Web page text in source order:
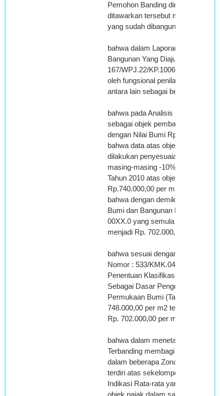
Pemohon Banding dimana pada
ditawarkan tersebut merupakan
yang sudah dibangun atau kapling
bahwa dalam Laporan Hasil
Bangunan Yang Diajukan Secara
167/WPJ.22/KP.1006/2010
oleh fungsional penilai PBB KPP
antara lain sebagai berikut :
bahwa pada Analisis Penentuan
sebagai objek pembanding
dengan Nilai Bumi Rp. 916.000,00
bahwa data atas objek
dilakukan penyesuaian atas faktor
masing-masing -10%, dan
Tahun 2010 atas objek pajak yang
Rp.740.000,00 per m2;
bahwa dengan demikian Nilai
Bumi dan Bangunan Nomor
00XX.0 yang semula Rp.
menjadi Rp. 702.000,00 per m2;
bahwa sesuai dengan Lampiran
Nomor : 533/KMK.04/1998
Penentuan Klasifikasi dan
Sebagai Dasar Pengenaan Pajak
Permukaan Bumi (Tanah)
748.000,00 per m2 termasuk
Rp. 702.000,00 per m2;
bahwa dalam menetapkan Nilai
Terbanding membagi wilayah
dalam beberapa Zona Nilai
terdiri atas sekelompok objek
Indikasi Rata-rata yang dibatasi